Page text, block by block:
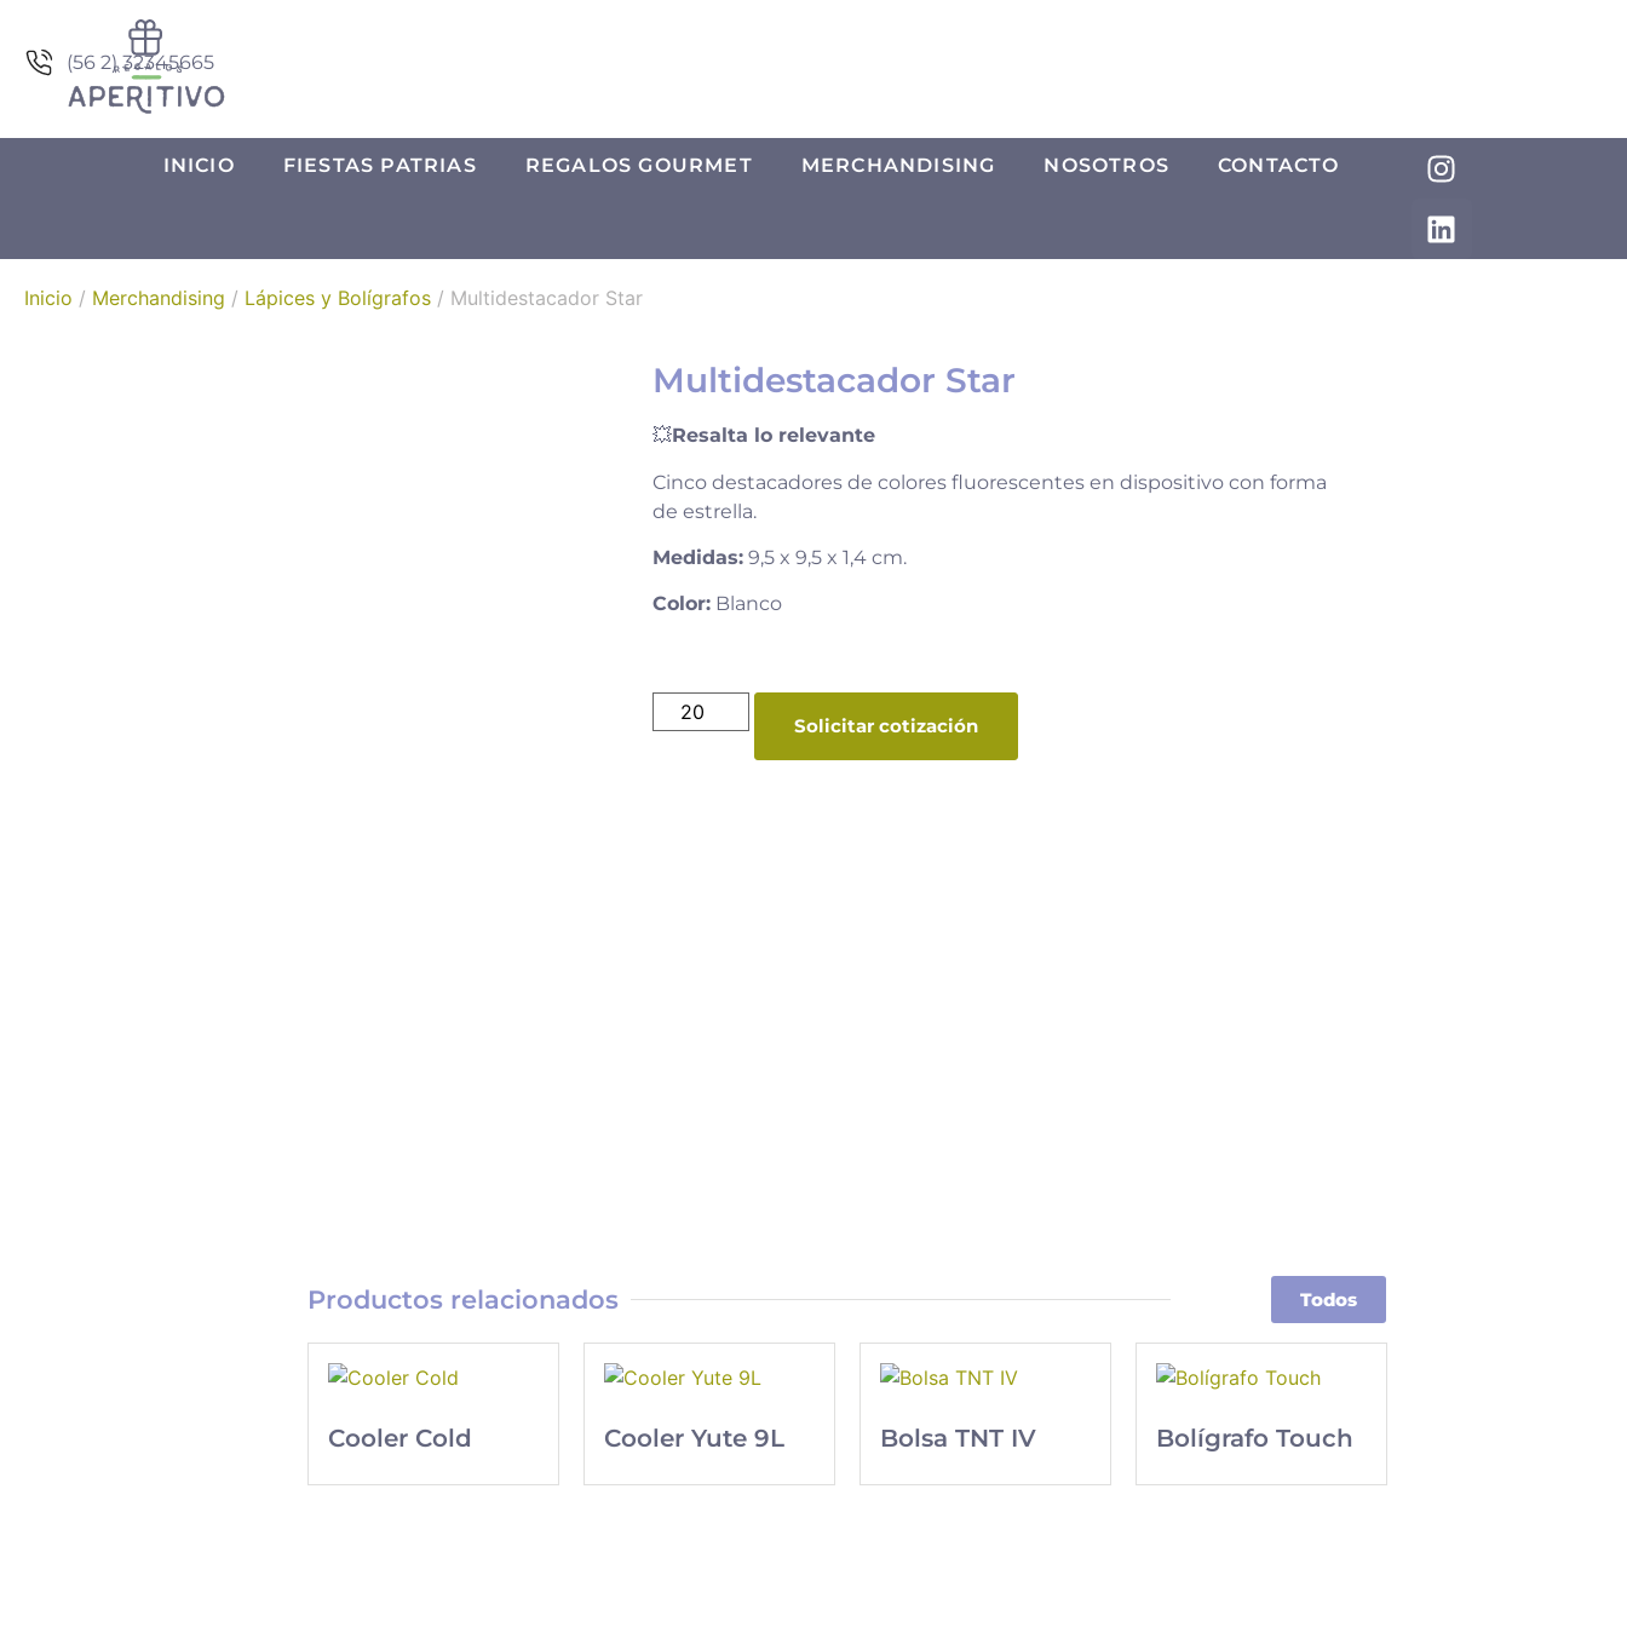
(56 2) 32345665
INICIO FIESTAS PATRIAS REGALOS GOURMET MERCHANDISING NOSOTROS CONTACTO
Inicio / Merchandising / Lápices y Bolígrafos / Multidestacador Star
Multidestacador Star
💥Resalta lo relevante
Cinco destacadores de colores fluorescentes en dispositivo con forma
de estrella.
Medidas: 9,5 x 9,5 x 1,4 cm.
Color: Blanco
Solicitar cotización
Productos relacionados Todos
Cooler Cold Cooler Yute 9L Bolsa TNT IV Bolígrafo Touch